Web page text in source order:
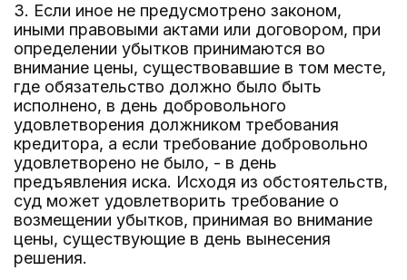
3. Если иное не предусмотрено законом,
иными правовыми актами или договором, при
определении убытков принимаются во
внимание цены, существовавшие в том месте,
где обязательство должно было быть
исполнено, в день добровольного
удовлетворения должником требования
кредитора, а если требование добровольно
удовлетворено не было, - в день
предъявления иска. Исходя из обстоятельств,
суд может удовлетворить требование о
возмещении убытков, принимая во внимание
цены, существующие в день вынесения
решения.